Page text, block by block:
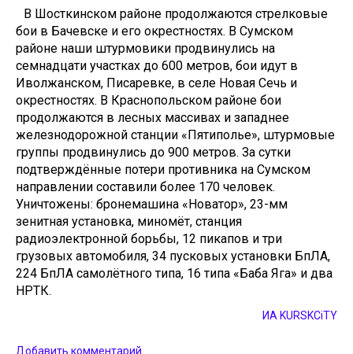
В Шосткинском районе продолжаются стрелковые
бои в Бачевске и его окрестностях. В Сумском
районе наши штурмовики продвинулись на
семнадцати участках до 600 метров, бои идут в
Иволжанском, Писаревке, в селе Новая Сечь и
окрестностях. В Краснопольском районе бои
продолжаются в лесных массивах и западнее
железнодорожной станции «Пятиполье», штурмовые
группы продвинулись до 900 метров. За сутки
подтверждённые потери противника на Сумском
направлении составили более 170 человек.
Уничтожены: бронемашина «Новатор», 23-мм
зенитная установка, миномёт, станция
радиоэлектронной борьбы, 12 пикапов и три
грузовых автомобиля, 34 пусковых установки БпЛА,
224 БпЛА самолётного типа, 16 типа «Баба Яга» и два
НРТК.
ИА KURSKCiTY
Добавить комментарий